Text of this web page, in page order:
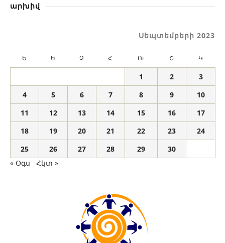
արխիվ
Սեպտեմբերի 2023
Ե Ե Չ Հ Ու Շ Կ
1 2
3
4
5 6 7 8 9
10
11
12 13 14 15 16
17
18
19 20 21 22 23
24
25
26 27 28 29
30
« Օգս
Հկտ »